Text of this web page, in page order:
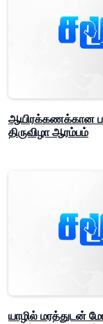
ஆயிரக்கணக்கான
திருவிழா ஆரம்பம்
யாழில் மரத்துடன்